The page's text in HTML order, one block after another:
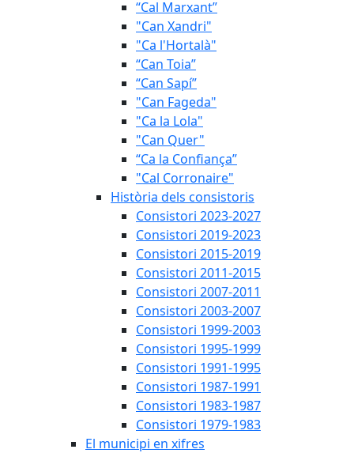
“Cal Marxant”
"Can Xandri"
"Ca l'Hortalà"
“Can Toia”
“Can Sapí”
"Can Fageda"
"Ca la Lola"
"Can Quer"
“Ca la Confiança”
"Cal Corronaire"
Història dels consistoris
Consistori 2023-2027
Consistori 2019-2023
Consistori 2015-2019
Consistori 2011-2015
Consistori 2007-2011
Consistori 2003-2007
Consistori 1999-2003
Consistori 1995-1999
Consistori 1991-1995
Consistori 1987-1991
Consistori 1983-1987
Consistori 1979-1983
El municipi en xifres